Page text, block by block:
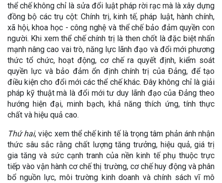
thể chế không chỉ là sửa đổi luật pháp rời rạc mà là xây dựng
đồng bộ các trụ cột: Chính trị, kinh tế, pháp luật, hành chính,
xã hội, khoa học - công nghệ và thể chế bảo đảm quyền con
người. Khi xem thể chế chính trị là then chốt là đặc biệt nhấn
mạnh nâng cao vai trò, năng lực lãnh đạo và đổi mới phương
thức tổ chức, hoạt động, cơ chế ra quyết định, kiểm soát
quyền lực và bảo đảm ổn định chính trị của Đảng, để tạo
điều kiện cho đổi mới các thể chế khác. Đây không chỉ là giải
pháp kỹ thuật mà là đổi mới tư duy lãnh đạo của Đảng theo
hướng hiện đại, minh bạch, khả năng thích ứng, tính thực
chất và hiệu quả cao.
Thứ hai, việc xem thể chế kinh tế là trọng tâm phản ánh nhận
thức sâu sắc rằng chất lượng tăng trưởng, hiệu quả, giá trị
gia tăng và sức cạnh tranh của nền kinh tế phụ thuộc trực
tiếp vào vận hành cơ chế thị trường, cơ chế huy động và phân
bổ nguồn lực, môi trường kinh doanh và chính sách vĩ mô